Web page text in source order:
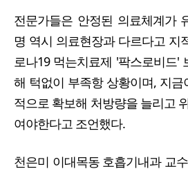
전문가들은 안정된 의료체계가
명 역시 의료현장과 다르다고 지
로나19 먹는치료제 '팍스로비드'
해 턱없이 부족항 상황이며, 지
적으로 확보해 처방량을 늘리고
여야한다고 조언했다.
천은미 이대목동 호흡기내과 교